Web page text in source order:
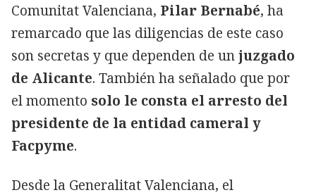
Comunitat Valenciana, Pilar Bernabé, ha
remarcado que las diligencias de este caso
son secretas y que dependen de unjuzgado
de Alicante. También ha señalado que por
el momento solo le consta el arresto del
presidente de la entidad cameral y
Facpyme.
Desde la Generalitat Valenciana, el